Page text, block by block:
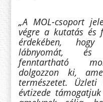
„A MOL-csoport
végre a kutatás és
érdekében, hogy
lábnyomát, és
fenntartható
dolgozzon ki,
természetet.
évtizede